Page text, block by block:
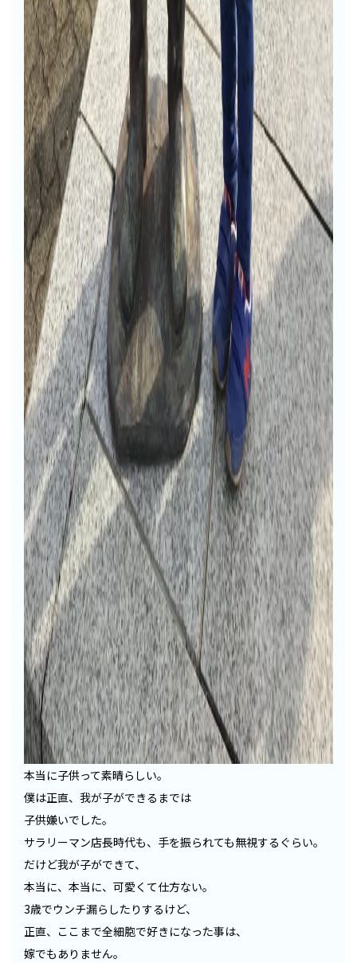
本当に子供って素晴らしい。
僕は正直、我が子ができるまでは
子供嫌いでした。
サラリーマン店長時代も、手を振られても無視するぐらい。
だけど我が子ができて、
本当に、本当に、可愛くて仕方ない。
3歳でウンチ漏らしたりするけど、
正直、ここまで全細胞で好きになった事は、
嫁でもありません。